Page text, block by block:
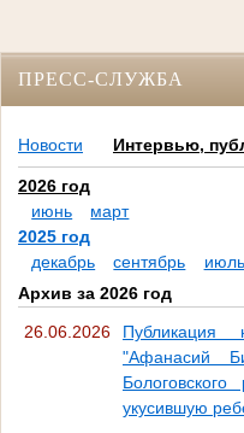
ПРЕСС-СЛУЖБА
Новости Интервью,
2026 год
июнь
март
2025 год
декабрь
сентябрь июль
Архив за 2026 год
26.06.2026
Публикация
"Афанасий
укусившую